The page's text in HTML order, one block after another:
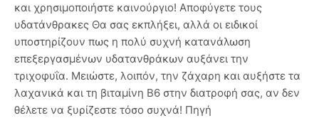
και χρησιμοποιήστε καινούργιο! Αποφύγετε τους
υδατάνθρακες Θα σας εκπλήξει, αλλά οι ειδικοί
υποστηρίζουν πως η πολύ συχνή κατανάλωση
επεξεργασμένων υδατανθράκων αυξάνει την
τριχοφυΐα. Μειώστε, λοιπόν, την ζάχαρη και αυξήστε τα
λαχανικά και τη βιταμίνη Β6 στην διατροφή σας, αν δεν
θέλετε να ξυρίζεστε τόσο συχνά! Πηγή